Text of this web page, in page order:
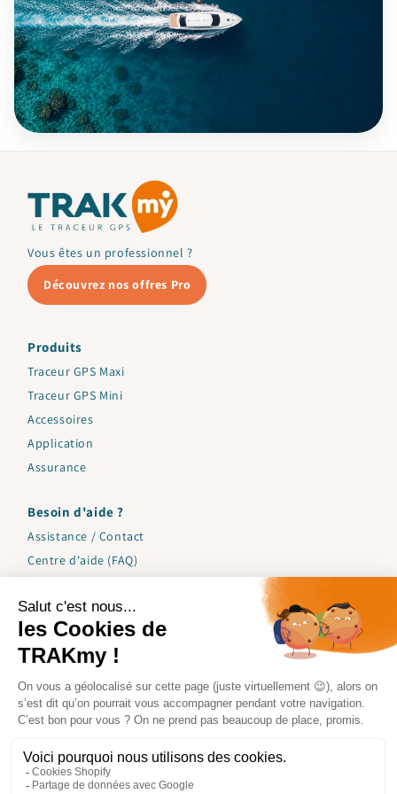
Vous êtes un professionnel ?
Découvrez nos offres Pro
Produits
Traceur GPS Maxi
Traceur GPS Mini
Accessoires
Application
Assurance
Besoin d'aide ?
Assistance / Contact
Centre d'aide (FAQ)
Expéditions
Mode d'emploi
Conditions Générales de vente
Conditions Générales d'utilisation
Mentions Légales
Politique de confidentialité